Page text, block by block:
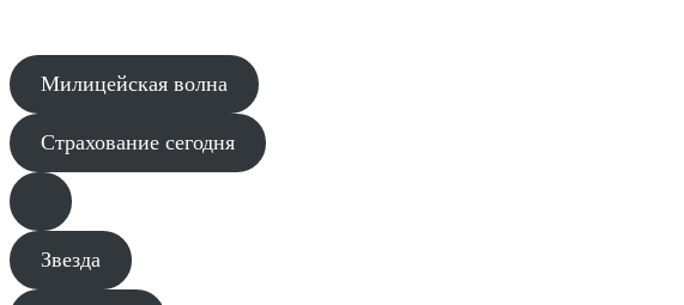
Милицейская волна
Страхование сегодня
Звезда